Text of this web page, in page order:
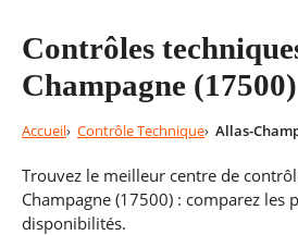
Contrôles
Champagne (17500)
Accueil Contrôle Technique Allas-
Trouvez le meilleur centre de
Champagne (17500) : comparez les
disponibilités.